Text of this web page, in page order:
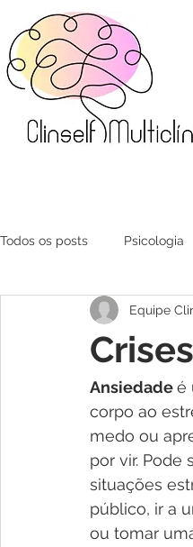
Todos os posts Psicologia
Equipe
Ansiedade é
corpo ao
medo ou
por vir. Pode
situações
público, ir a
ou tomar